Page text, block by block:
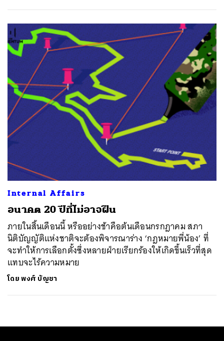
Internal Affairs
อนาคต 20 ปีที่ไม่อาจฝืน
ภายในสิ้นเดือนนี้ หรืออย่างช้าคือต้นเดือนกรกฎาคม สภา
นิติบัญญัติแห่งชาติจะต้องพิจารณาร่าง ‘กฎหมายพี่น้อง’ ที่
จะทำให้การเลือกตั้งซึ่งหลายฝ่ายเรียกร้องให้เกิดขึ้นเร็วที่สุด
แทบจะไร้ความหมาย
โดยพงศ์ บัญชา